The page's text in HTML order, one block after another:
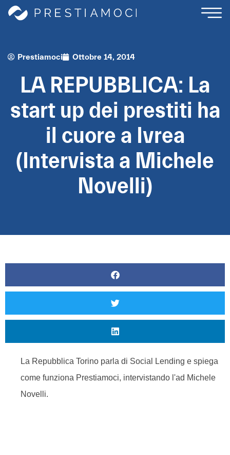
Prestiamoci Ottobre 14, 2014
LA REPUBBLICA: La
start up dei prestiti ha
il cuore a Ivrea
(Intervista a Michele
Novelli)
La Repubblica Torino parla di Social Lending e spiega
come funziona Prestiamoci, intervistando l'ad Michele
Novelli.